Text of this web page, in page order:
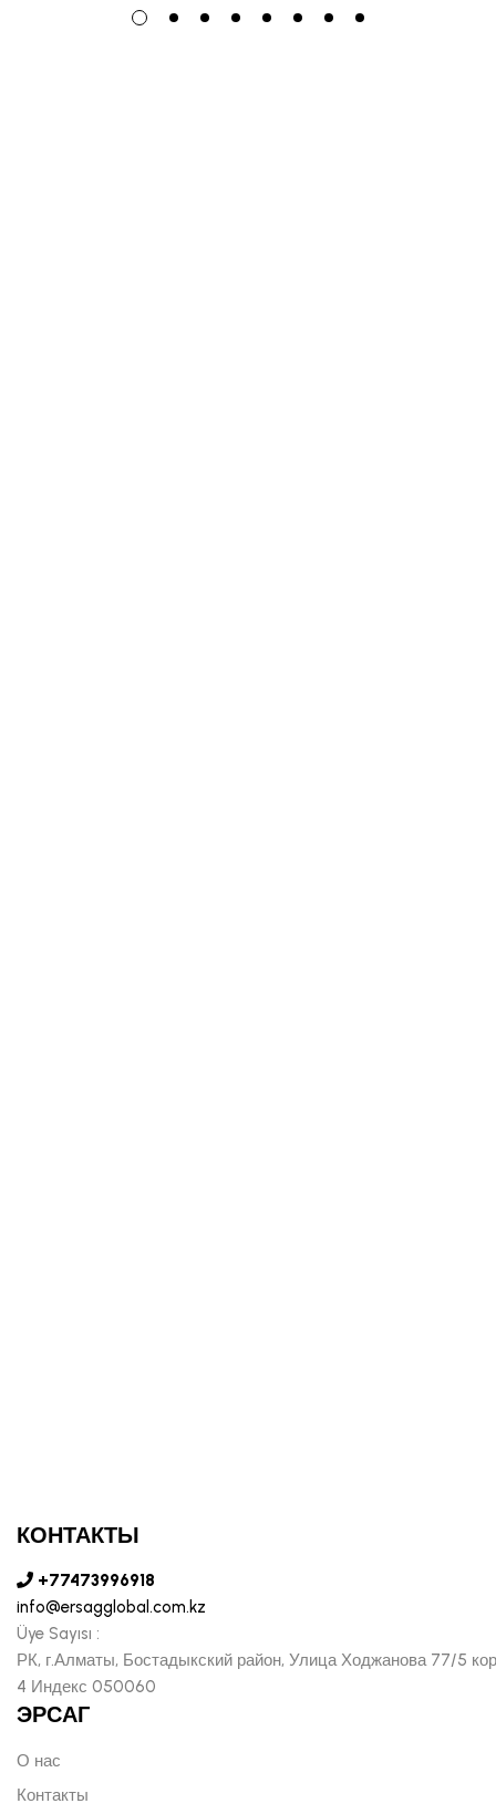
КОНТАКТЫ
+77473996918
info@ersagglobal.com.kz
Üye Sayısı :
РК, г.Алматы, Бостадыкский район, Улица Ходжанова 77/5
4 Индекс 050060
ЭРСАГ
О нас
Контакты